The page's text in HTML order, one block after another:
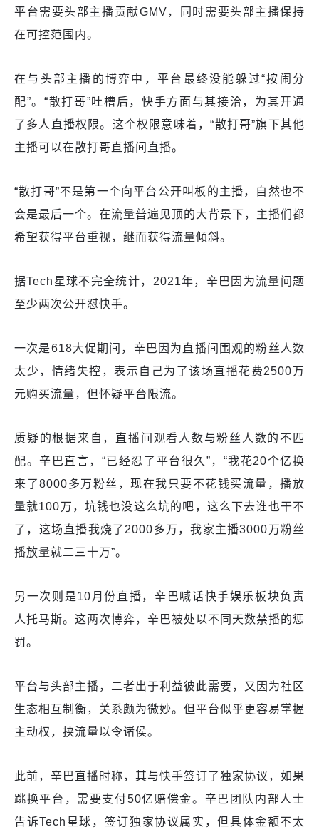
平台需要头部主播贡献GMV，同时需要头部主播保持
在可控范围内。
在与头部主播的博弈中，平台最终没能躲过“按闹分
配”。“散打哥”吐槽后，快手方面与其接洽，为其开通
了多人直播权限。这个权限意味着，“散打哥”旗下其他
主播可以在散打哥直播间直播。
“散打哥”不是第一个向平台公开叫板的主播，自然也不
会是最后一个。在流量普遍见顶的大背景下，主播们都
希望获得平台重视，继而获得流量倾斜。
据Tech星球不完全统计，2021年，辛巴因为流量问题
至少两次公开怼快手。
一次是618大促期间，辛巴因为直播间围观的粉丝人数
太少，情绪失控，表示自己为了该场直播花费2500万
元购买流量，但怀疑平台限流。
质疑的根据来自，直播间观看人数与粉丝人数的不匹
配。辛巴直言，“已经忍了平台很久”，“我花20个亿换
来了8000多万粉丝，现在我只要不花钱买流量，播放
量就100万，坑钱也没这么坑的吧，这么下去谁也干不
了，这场直播我烧了2000多万，我家主播3000万粉丝
播放量就二三十万”。
另一次则是10月份直播，辛巴喊话快手娱乐板块负责
人托马斯。这两次博弈，辛巴被处以不同天数禁播的惩
罚。
平台与头部主播，二者出于利益彼此需要，又因为社区
生态相互制衡，关系颇为微妙。但平台似乎更容易掌握
主动权，挟流量以令诸侯。
此前，辛巴直播时称，其与快手签订了独家协议，如果
跳换平台，需要支付50亿赔偿金。辛巴团队内部人士
告诉Tech星球，签订独家协议属实，但具体金额不太